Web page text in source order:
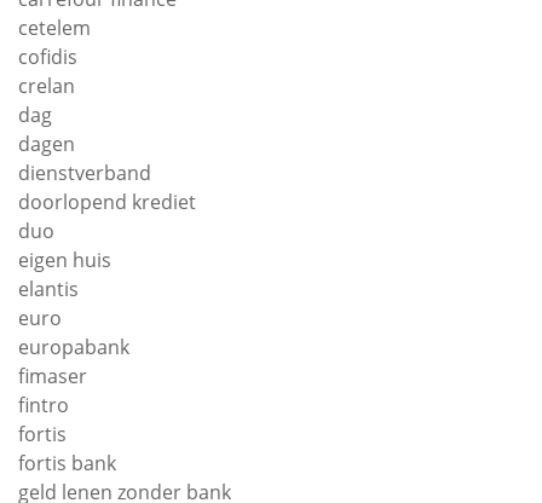
cetelem
cofidis
crelan
dag
dagen
dienstverband
doorlopend krediet
duo
eigen huis
elantis
euro
europabank
fimaser
fintro
fortis
fortis bank
geld lenen zonder bank